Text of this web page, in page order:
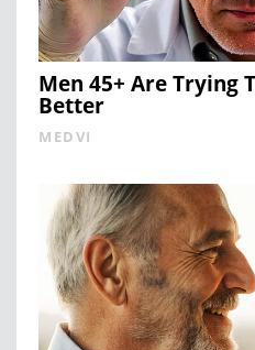
Men 45+ Are Trying
Better
MEDVI